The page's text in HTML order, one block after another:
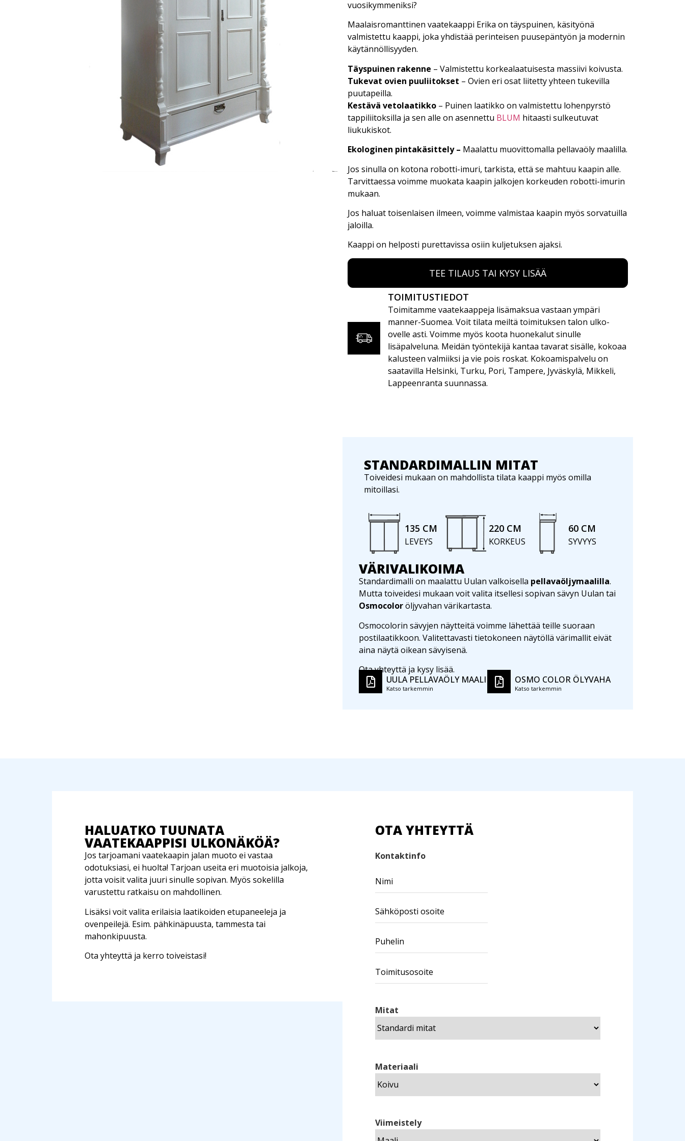
vuosikymmeniksi?
Maalaisromanttinen vaatekaappi Erika on täyspuinen, käsityönä
valmistettu kaappi, joka yhdistää perinteisen puusepäntyön ja modernin
käytännöllisyyden.
Täyspuinen rakenne – Valmistettu korkealaatuisesta massiivi koivusta.
Tukevat ovien puuliitokset – Ovien eri osat liitetty yhteen tukevilla
puutapeilla.
Kestävä vetolaatikko – Puinen laatikko on valmistettu lohenpyrstö
tappiliitoksilla ja sen alle on asennettu BLUM hitaasti sulkeutuvat
liukukiskot.
Ekologinen pintakäsittely – Maalattu muovittomalla pellavaöly maalilla.
Jos sinulla on kotona robotti-imuri, tarkista, että se mahtuu kaapin alle.
Tarvittaessa voimme muokata kaapin jalkojen korkeuden robotti-imurin
mukaan.
Jos haluat toisenlaisen ilmeen, voimme valmistaa kaapin myös sorvatuilla
jaloilla.
Kaappi on helposti purettavissa osiin kuljetuksen ajaksi.
TEE TILAUS TAI KYSY LISÄÄ
TOIMITUSTIEDOT
Toimitamme vaatekaappeja lisämaksua vastaan ympäri
manner-Suomea. Voit tilata meiltä toimituksen talon ulko-
ovelle asti. Voimme myös koota huonekalut sinulle
lisäpalveluna. Meidän työntekijä kantaa tavarat sisälle, kokoaa
kalusteen valmiiksi ja vie pois roskat. Kokoamispalvelu on
saatavilla Helsinki, Turku, Pori, Tampere, Jyväskylä, Mikkeli,
Lappeenranta suunnassa.
STANDARDIMALLIN MITAT
Toiveidesi mukaan on mahdollista tilata kaappi myös omilla
mitoillasi.
135 CM
LEVEYS
220 CM
KORKEUS
60 CM
SYVYYS
VÄRIVALIKOIMA
Standardimalli on maalattu Uulan valkoisella pellavaöljymaalilla.
Mutta toiveidesi mukaan voit valita itsellesi sopivan sävyn Uulan tai
Osmocoloröljyvahan värikartasta.
Osmocolorin sävyjen näytteitä voimme lähettää teille suoraan
postilaatikkoon. Valitettavasti tietokoneen näytöllä värimallit eivät
aina näytä oikean sävyisenä.
Ota yhteyttä ja kysy lisää.
UULA PELLAVAÖLY MAALI
Katso tarkemmin
OSMO COLOR ÖLYVAHA
Katso tarkemmin
HALUATKO TUUNATA
VAATEKAAPPISI ULKONÄKÖÄ?
Jos tarjoamani vaatekaapin jalan muoto ei vastaa
odotuksiasi, ei huolta! Tarjoan useita eri muotoisia jalkoja,
jotta voisit valita juuri sinulle sopivan. Myös sokelilla
varustettu ratkaisu on mahdollinen.
Lisäksi voit valita erilaisia laatikoiden etupaneeleja ja
ovenpeilejä. Esim. pähkinäpuusta, tammesta tai
mahonkipuusta.
Ota yhteyttä ja kerro toiveistasi!
OTA YHTEYTTÄ
Kontaktinfo
Mitat
Materiaali
Viimeistely